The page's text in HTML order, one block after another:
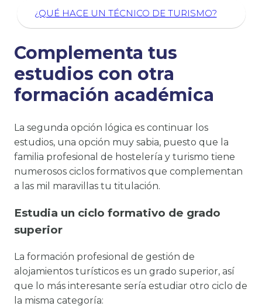
¿QUÉ HACE UN TÉCNICO DE TURISMO?
Complementa tus
estudios con otra
formación académica
La segunda opción lógica es continuar los
estudios, una opción muy sabia, puesto que la
familia profesional de hostelería y turismo tiene
numerosos ciclos formativos que complementan
a las mil maravillas tu titulación.
Estudia un ciclo formativo de grado
superior
La formación profesional de gestión de
alojamientos turísticos es un grado superior, así
que lo más interesante sería estudiar otro ciclo de
la misma categoría: